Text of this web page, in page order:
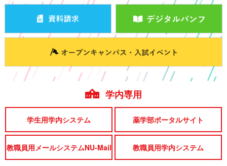
学内専用
学生用学内システム 薬学部ポータルサイト
教職員用メールシステムNU-Mail 教職員用学内システム